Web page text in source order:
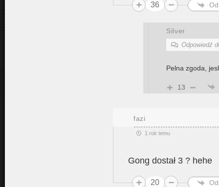
36
Silver
Odpowiedź
Pelna zgoda,
13
fazi
1 rok temu
Gong dostał 3 ? hehe
20